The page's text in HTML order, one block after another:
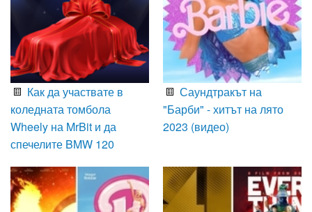
Как да участвате в
коледната томбола
Wheely на MrBit и да
спечелите BMW 120
Саундтракът на
"Барби" - хитът на лято
2023 (видео)